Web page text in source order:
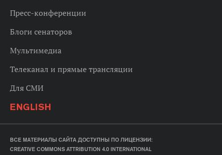
Пресс-конференции
Блоги сенаторов
Мультимедиа
Телеканал и прямые трансляции
Для СМИ
ENGLISH
ВСЕ МАТЕРИАЛЫ САЙТА ДОСТУПНЫ ПО ЛИЦЕНЗИИ:
CREATIVE COMMONS ATTRIBUTION 4.0 INTERNATIONAL